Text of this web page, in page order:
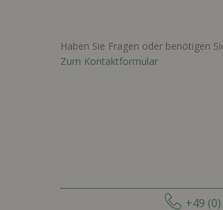
Haben Sie Fragen oder benötigen
Zum Kontaktformular
+49